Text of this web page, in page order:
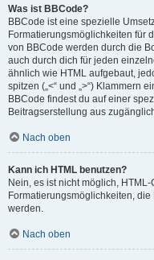
Was ist BBCode?
BBCode ist eine spezielle
Formatierungsmöglichkeiten für
von BBCode werden durch die
auch durch dich für jeden
ähnlich wie HTML aufgebaut,
spitzen („<“ und „>“) Klammern
BBCode findest du auf einer
Beitragserstellung aus
Nach oben
Kann ich HTML benutzen?
Nein, es ist nicht möglich,
Formatierungsmöglichkeiten,
werden.
Nach oben